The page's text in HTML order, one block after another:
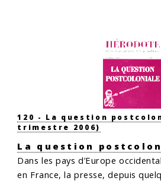
120 - La question
trimestre 2006)
La question
Dans les pays d’Europe
en France, la presse, depuis